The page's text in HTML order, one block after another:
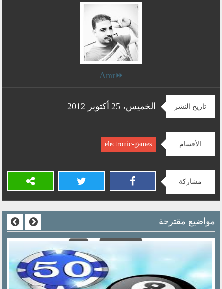
⏩Amr
تاريخ النشر الخميس، 25 أكتوبر 2012
الأقسام electronic-games
مشاركة
مواضيع مقترحة